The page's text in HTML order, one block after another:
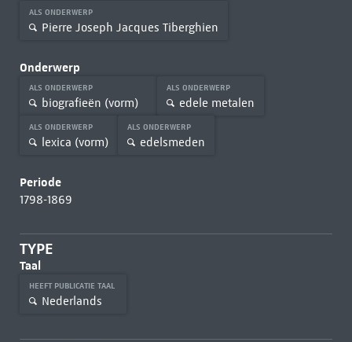
ALS ONDERWERP
Pierre Joseph Jacques Tiberghien
Onderwerp
ALS ONDERWERP
biografieën (vorm)
ALS ONDERWERP
edele metalen
ALS ONDERWERP
lexica (vorm)
ALS ONDERWERP
edelsmeden
Periode
1798-1869
TYPE
Taal
HEEFT PUBLICATIE TAAL
Nederlands